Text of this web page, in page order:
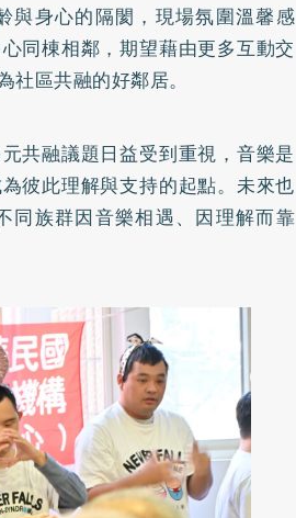
與身心的隔閡，現場氛圍溫馨感
同棟相鄰，期望藉由更多互動交
區共融的好鄰居。
共融議題日益受到重視，音樂是
彼此理解與支持的起點。未來也
同族群因音樂相遇、因理解而靠